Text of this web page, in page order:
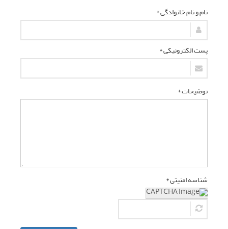
نام و نام خانوادگی *
پست الکترونیکی *
توضیحات *
شناسه امنیتی *